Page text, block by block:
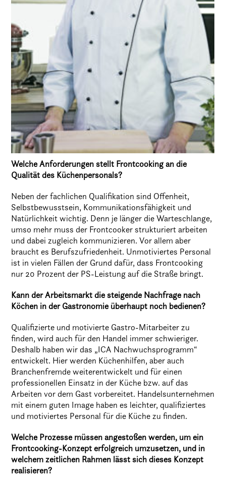
Welche Anforderungen stellt Frontcooking an die
Qualität des Küchenpersonals?
Neben der fachlichen Qualifikation sind Offenheit,
Selbstbewusstsein, Kommunikationsfähigkeit und
Natürlichkeit wichtig. Denn je länger die Warteschlange,
umso mehr muss der Frontcooker strukturiert arbeiten
und dabei zugleich kommunizieren. Vor allem aber
braucht es Berufszufriedenheit. Unmotiviertes Personal
ist in vielen Fällen der Grund dafür, dass Frontcooking
nur 20 Prozent der PS-Leistung auf die Straße bringt.
Kann der Arbeitsmarkt die steigende Nachfrage nach
Köchen in der Gastronomie überhaupt noch bedienen?
Qualifizierte und motivierte Gastro-Mitarbeiter zu
finden, wird auch für den Handel immer schwieriger.
Deshalb haben wir das „ICA Nachwuchsprogramm“
entwickelt. Hier werden Küchenhilfen, aber auch
Branchenfremde weiterentwickelt und für einen
professionellen Einsatz in der Küche bzw. auf das
Arbeiten vor dem Gast vorbereitet. Handelsunternehmen
mit einem guten Image haben es leichter, qualifiziertes
und motiviertes Personal für die Küche zu finden.
Welche Prozesse müssen angestoßen werden, um ein
Frontcooking-Konzept erfolgreich umzusetzen, und in
welchem zeitlichen Rahmen lässt sich dieses Konzept
realisieren?